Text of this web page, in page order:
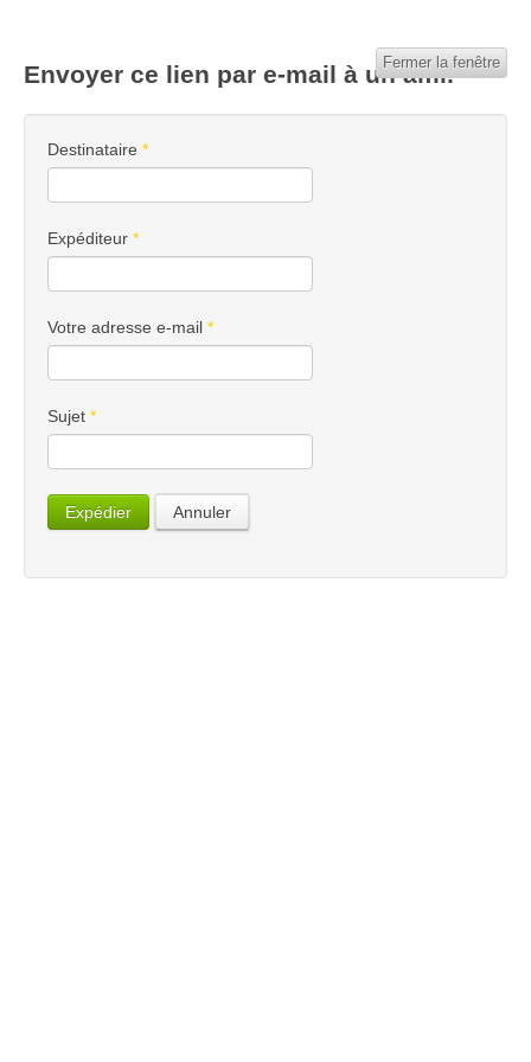
Envoyer ce lien par e-mail à un ami.
Fermer la fenêtre
Destinataire *
Expéditeur *
Votre adresse e-mail *
Sujet *
Expédier Annuler